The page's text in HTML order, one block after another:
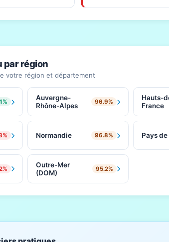
par région
votre région et département
Auvergne-
Rhône-Alpes
96.9%
Hauts-
France
Normandie 96.8% Pays
Outre-Mer
(DOM)
95.2%